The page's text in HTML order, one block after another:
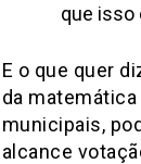
que isso
E o que quer
da
municipais,
alcance